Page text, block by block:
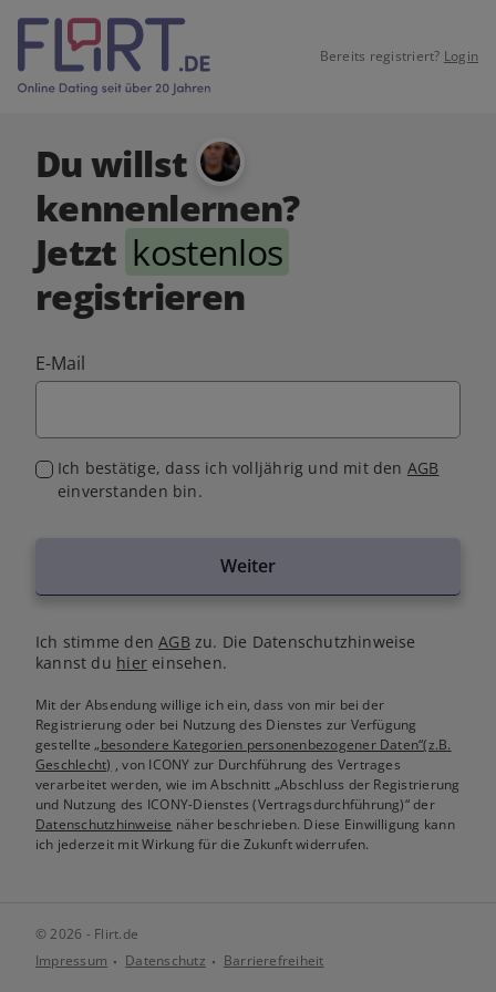
Bereits registriert? Login
Du willst
kennenlernen?
Jetzt kostenlos
registrieren
E-Mail
Ich bestätige, dass ich volljährig und mit den AGB
einverstanden bin.
Weiter
Ich stimme denAGB zu. Die Datenschutzhinweise
kannst du hiereinsehen.
Mit der Absendung willige ich ein, dass von mir bei der
Registrierung oder bei Nutzung des Dienstes zur Verfügung
gestellte„besondere Kategorien personenbezogener Daten“(z.B.
Geschlecht) , von ICONY zur Durchführung des Vertrages
verarbeitet werden, wie im Abschnitt „Abschluss der Registrierung
und Nutzung des ICONY-Dienstes (Vertragsdurchführung)“ der
Datenschutzhinweise näher beschrieben. Diese Einwilligung kann
ich jederzeit mit Wirkung für die Zukunft widerrufen.
© 2026 - Flirt.de
Impressum
Datenschutz Barrierefreiheit